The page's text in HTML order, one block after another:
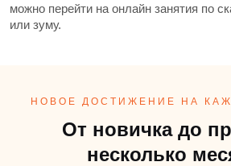
можно перейти на онлайн занятия по
или зуму.
НОВОЕ ДОСТИЖЕНИЕ НА
От новичка до
несколько